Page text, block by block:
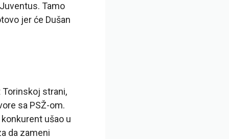
Tamo
jer će Dušan
strani,
sa PSŽ-om.
ušao u
da zameni